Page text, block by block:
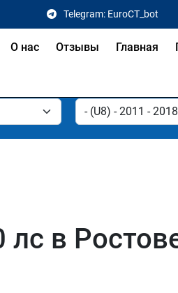
Telegram: EuroCT_bot
О нас Отзывы Главная
лс в